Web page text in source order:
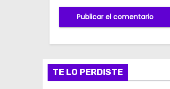
TE LO PERDISTE